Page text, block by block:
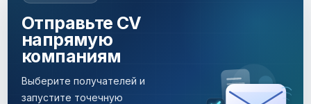
Отправьте CV
напрямую
компаниям
Выберите получателей и
запустите точечную